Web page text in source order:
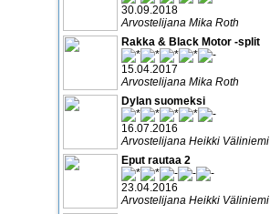
30.09.2018
Arvostelijana Mika Roth
Rakka & Black Motor -split
15.04.2017
Arvostelijana Mika Roth
Dylan suomeksi
16.07.2016
Arvostelijana Heikki Väliniemi
Eput rautaa 2
23.04.2016
Arvostelijana Heikki Väliniemi